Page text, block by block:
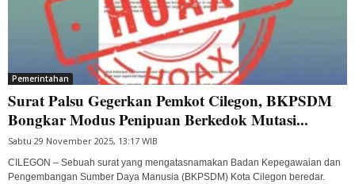
Pemerintahan
Surat Palsu Gegerkan Pemkot Cilegon, BKPSDM
Bongkar Modus Penipuan Berkedok Mutasi...
Sabtu 29 November 2025, 13:17 WIB
CILEGON – Sebuah surat yang mengatasnamakan Badan Kepegawaian dan
Pengembangan Sumber Daya Manusia (BKPSDM) Kota Cilegon beredar.